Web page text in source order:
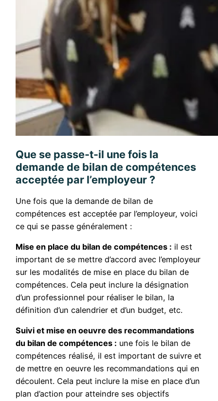
Que se passe-t-il une fois la
demande de bilan de compétences
acceptée par l’employeur ?
Une fois que la demande de bilan de
compétences est acceptée par l’employeur, voici
ce qui se passe généralement :
Mise en place du bilan de compétences : il est
important de se mettre d’accord avec l’employeur
sur les modalités de mise en place du bilan de
compétences. Cela peut inclure la désignation
d’un professionnel pour réaliser le bilan, la
définition d’un calendrier et d’un budget, etc.
Suivi et mise en oeuvre des recommandations
du bilan de compétences : une fois le bilan de
compétences réalisé, il est important de suivre et
de mettre en oeuvre les recommandations qui en
découlent. Cela peut inclure la mise en place d’un
plan d’action pour atteindre ses objectifs